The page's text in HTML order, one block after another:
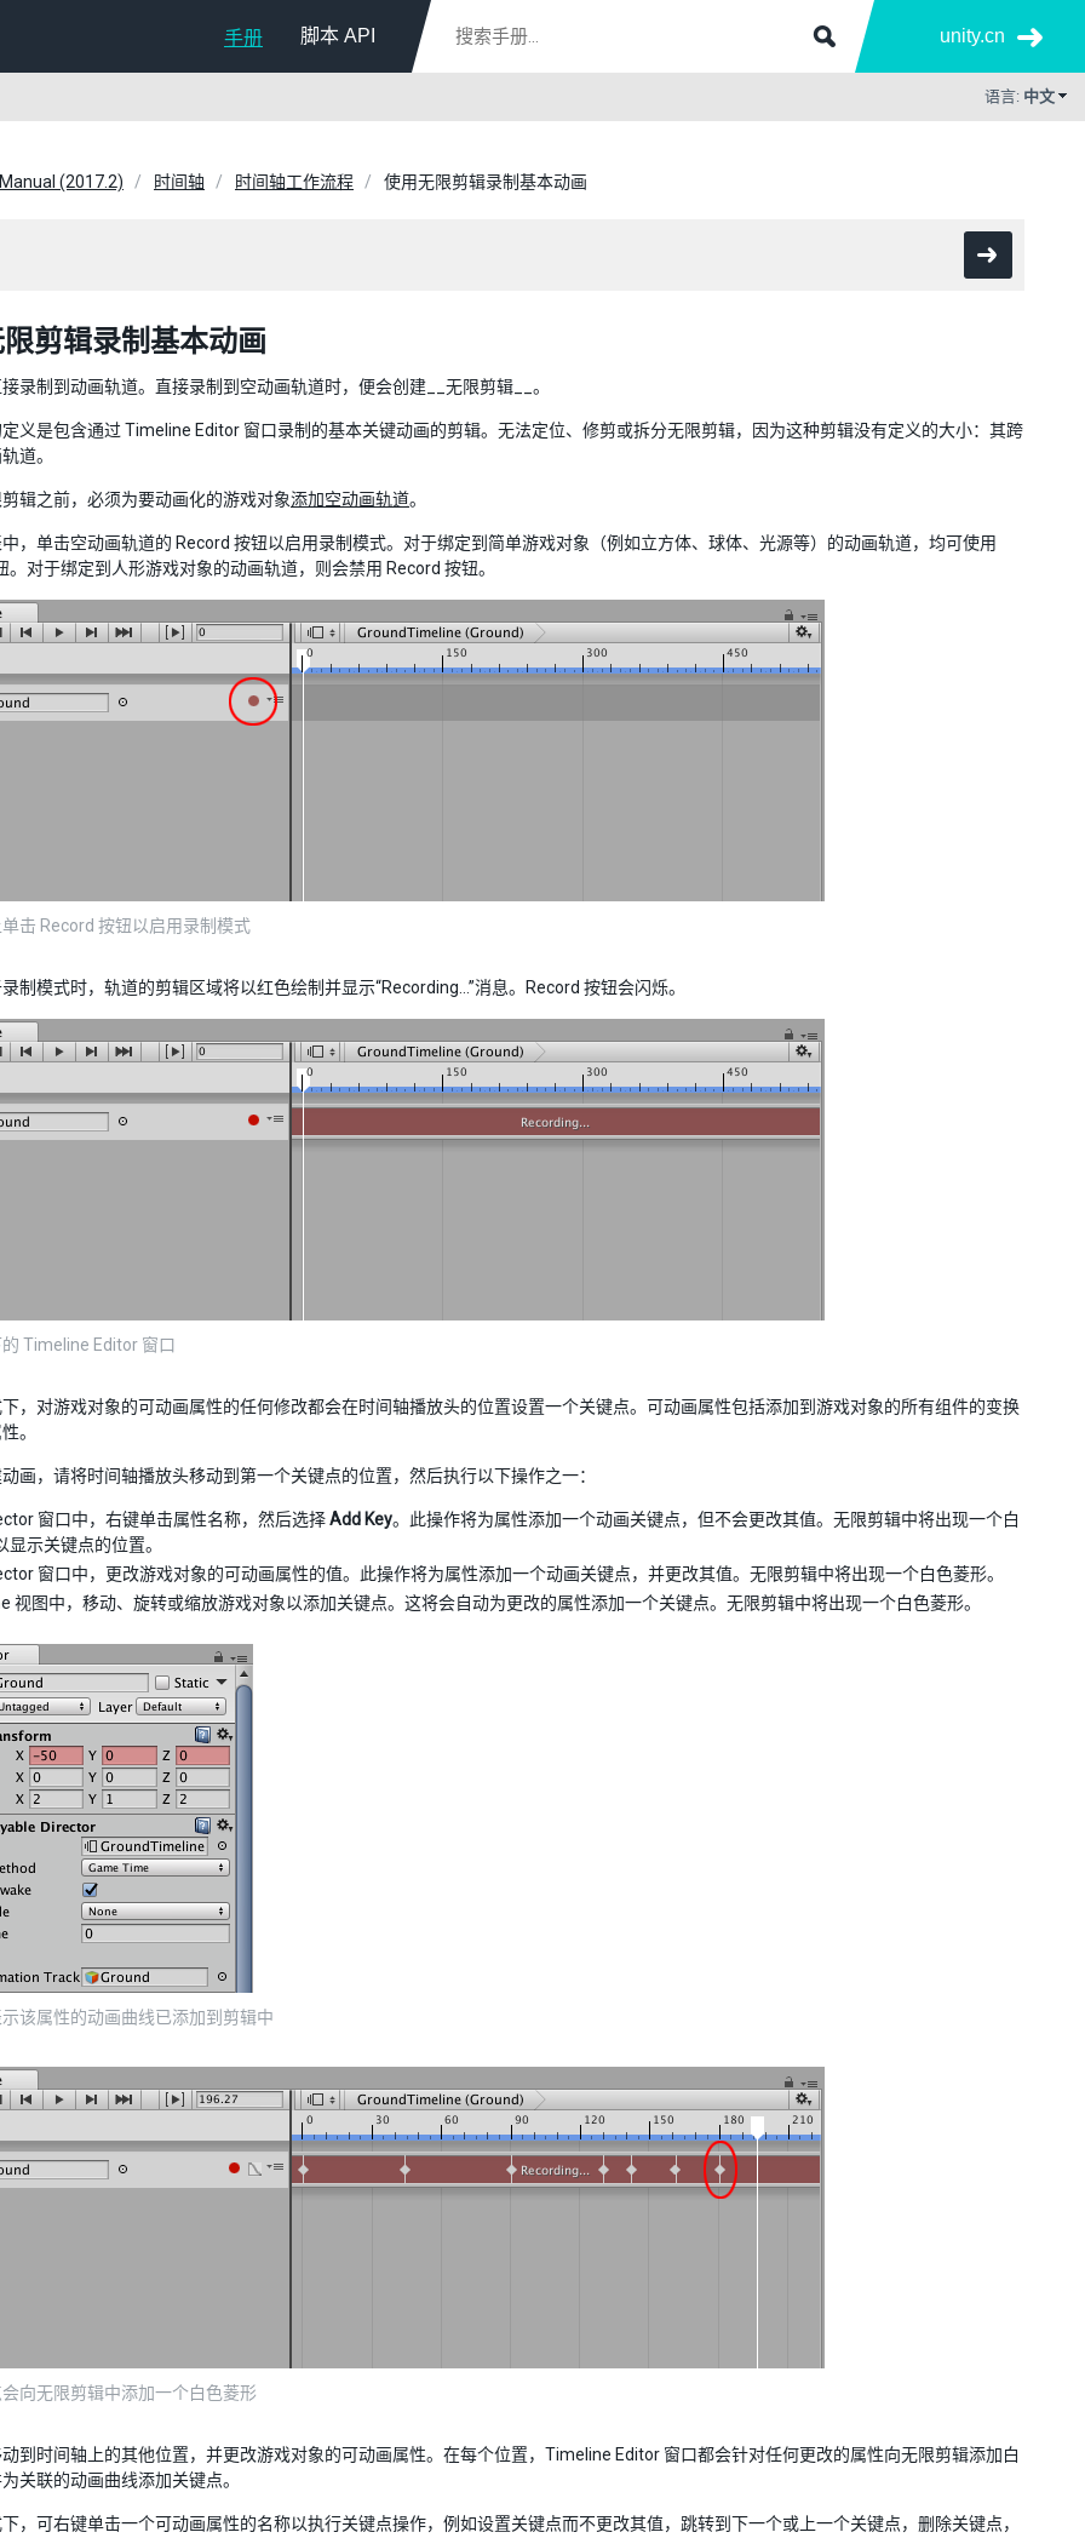
手册 脚本 API unity.cn
语言: 中文
(2017.2) 时间轴 时间轴工作流程 使用无限剪辑录制基本动画
剪辑录制基本动画
录制到动画轨道。直接录制到空动画轨道时，便会创建__无限剪辑__。
义是包含通过 Timeline Editor 窗口录制的基本关键动画的剪辑。无法定位、修剪或拆分无限剪辑，因为这种剪辑没有定义的大小：其跨
道。
辑之前，必须为要动画化的游戏对象添加空动画轨道。
，单击空动画轨道的 Record 按钮以启用录制模式。对于绑定到简单游戏对象（例如立方体、球体、光源等）的动画轨道，均可使用
。对于绑定到人形游戏对象的动画轨道，则会禁用 Record 按钮。
击 Record 按钮以启用录制模式
制模式时，轨道的剪辑区域将以红色绘制并显示“Recording…”消息。Record 按钮会闪烁。
Timeline Editor 窗口
，对游戏对象的可动画属性的任何修改都会在时间轴播放头的位置设置一个关键点。可动画属性包括添加到游戏对象的所有组件的变换
。
画，请将时间轴播放头移动到第一个关键点的位置，然后执行以下操作之一：
窗口中，右键单击属性名称，然后选择Add Key。此操作将为属性添加一个动画关键点，但不会更改其值。无限剪辑中将出现一个白
显示关键点的位置。
窗口中，更改游戏对象的可动画属性的值。此操作将为属性添加一个动画关键点，并更改其值。无限剪辑中将出现一个白色菱形。
视图中，移动、旋转或缩放游戏对象以添加关键点。这将会自动为更改的属性添加一个关键点。无限剪辑中将出现一个白色菱形。
该属性的动画曲线已添加到剪辑中
向无限剪辑中添加一个白色菱形
到时间轴上的其他位置，并更改游戏对象的可动画属性。在每个位置，Timeline Editor 窗口都会针对任何更改的属性向无限剪辑添加白
关联的动画曲线添加关键点。
，可右键单击一个可动画属性的名称以执行关键点操作，例如设置关键点而不更改其值，跳转到下一个或上一个关键点，删除关键点，